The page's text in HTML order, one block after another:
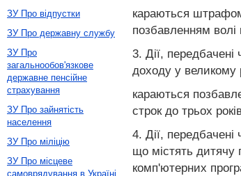
караються
позбавленням
3. Дії,
доходу у великому
караються
строк до трьох
4. Дії,
що містять дитячу
комп'ютерних
ЗУ Про відпустки
ЗУ Про державну службу
ЗУ Про
загальнообов'язкове
державне пенсійне
страхування
ЗУ Про зайнятість
населення
ЗУ Про міліцію
ЗУ Про місцеве
самоврядування в Україні